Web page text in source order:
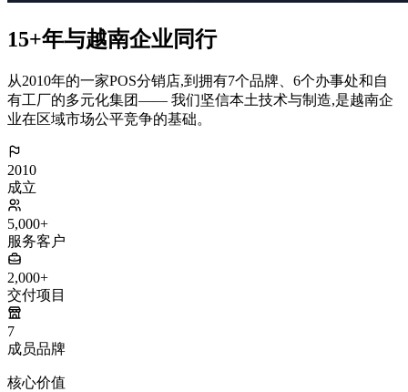
15+年与越南企业同行
从2010年的一家POS分销店,到拥有7个品牌、6个办事处和自
有工厂的多元化集团—— 我们坚信本土技术与制造,是越南企
业在区域市场公平竞争的基础。
2010
成立
5,000+
服务客户
2,000+
交付项目
7
成员品牌
核心价值